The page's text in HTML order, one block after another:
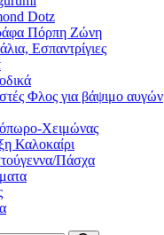
Dotz
Πόρπη Ζώνη
Εσπαντρίγιες
Φλος για βάψιμο αυγών
Χειμώνας
Καλοκαίρι
Πάσχα